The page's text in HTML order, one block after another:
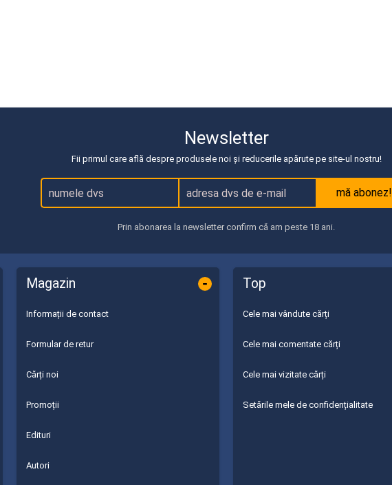
Newsletter
Fii primul care află despre produsele noi și reducerile apărute pe site-ul nostru!
mă abonez!
Prin abonarea la newsletter confirm că am peste 18 ani.
Magazin -
Informații de contact
Formular de retur
Cărți noi
Promoții
Edituri
Autori
Top
Cele mai vândute cărți
Cele mai comentate cărți
Cele mai vizitate cărți
Setările mele de confidențialitate